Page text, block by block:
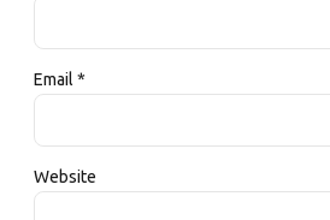
Email *
Website